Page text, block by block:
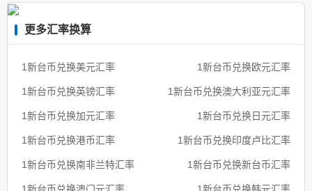
更多汇率换算
1新台币兑换美元汇率 1新台币兑换欧元汇率
1新台币兑换英镑汇率 1新台币兑换澳大利亚元汇率
1新台币兑换加元汇率 1新台币兑换日元汇率
1新台币兑换港币汇率 1新台币兑换印度卢比汇率
1新台币兑换南非兰特汇率 1新台币兑换新台币汇率